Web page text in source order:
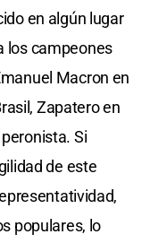
en algún lugar
los campeones
Macron en
Zapatero en
Si
de este
populares, lo